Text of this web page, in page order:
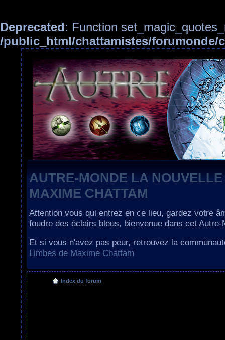
Deprecated: Function
/public_html/chattamistes/forumonde/
AUTRE-MONDE LA
MAXIME CHATTAM
Attention vous qui entrez en ce lieu, gardez votre
foudre des éclairs bleus, bienvenue dans cet Autre-
Et si vous n'avez pas peur, retrouvez la
Limbes de Maxime Chattam
Index du forum